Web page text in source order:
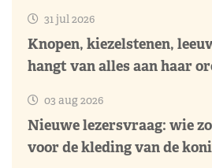
31 jul 2026
Knopen, kiezelstenen,
hangt van alles aan haar
03 aug 2026
Nieuwe lezersvraag: wie
voor de kleding van de